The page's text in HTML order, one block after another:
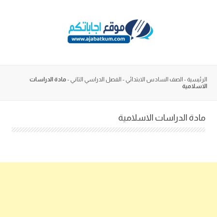
الرئيسية - الصف السادس الابتدائي - الفصل الدراسي الثاني - مادة الدراسات
الاسلامية
مادة الدراسات الاسلامية